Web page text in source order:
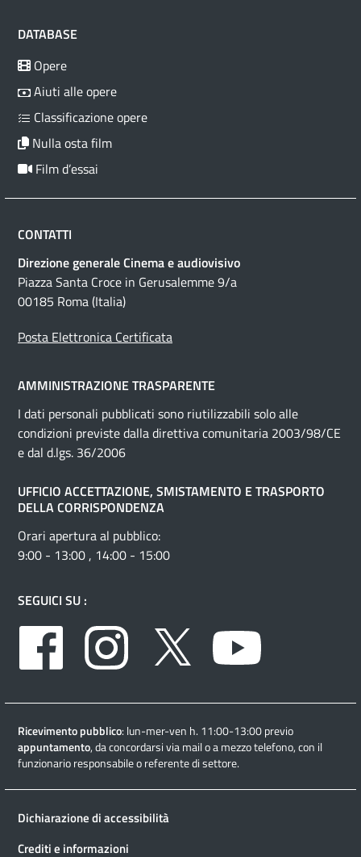
DATABASE
Opere
Aiuti alle opere
Classificazione opere
Nulla osta film
Film d’essai
CONTATTI
Direzione generale Cinema e audiovisivo
Piazza Santa Croce in Gerusalemme 9/a
00185 Roma (Italia)
Posta Elettronica Certificata
AMMINISTRAZIONE TRASPARENTE
I dati personali pubblicati sono riutilizzabili solo alle
condizioni previste dalla direttiva comunitaria 2003/98/CE
e dal d.lgs. 36/2006
UFFICIO ACCETTAZIONE, SMISTAMENTO E TRASPORTO
DELLA CORRISPONDENZA
Orari apertura al pubblico:
9:00 - 13:00 , 14:00 - 15:00
SEGUICI SU :
Facebook
Instagram Twitter
Ricevimento pubblico: lun-mer-ven h. 11:00-13:00 previo
appuntamento, da concordarsi via mail o a mezzo telefono, con il
funzionario responsabile o referente di settore.
Dichiarazione di accessibilità
Crediti e informazioni